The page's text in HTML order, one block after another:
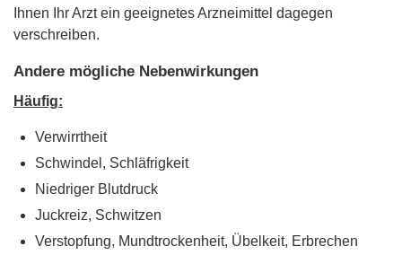
Ihnen Ihr Arzt ein geeignetes Arzneimittel dagegen
verschreiben.
Andere mögliche Nebenwirkungen
Häufig:
Verwirrtheit
Schwindel, Schläfrigkeit
Niedriger Blutdruck
Juckreiz, Schwitzen
Verstopfung, Mundtrockenheit, Übelkeit, Erbrechen